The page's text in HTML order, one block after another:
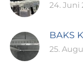
24. Juni
BAKS
25.